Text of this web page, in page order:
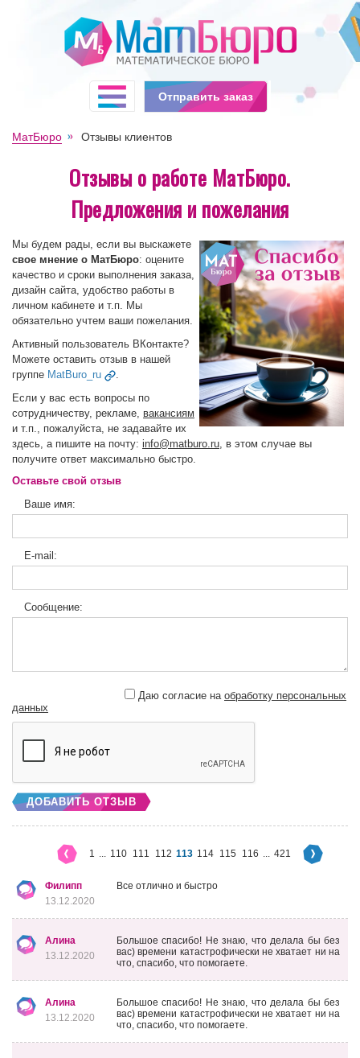
МатБюро Отзывы клиентов
Отзывы о работе МатБюро.
Предложения и пожелания
Мы будем рады, если вы выскажете
свое мнение о МатБюро: оцените
качество и сроки выполнения заказа,
дизайн сайта, удобство работы в
личном кабинете и т.п. Мы
обязательно учтем ваши пожелания.
Активный пользователь ВКонтакте?
Можете оставить отзыв в нашей
группе MatBuro_ru
.
Если у вас есть вопросы по
сотрудничеству, рекламе, вакансиям
и т.п., пожалуйста, не задавайте их
здесь, а пишите на почту: info@matburo.ru, в этом случае вы
получите ответ максимально быстро.
Оставьте свой отзыв
Ваше имя:
E-mail:
Сообщение:
Даю согласие на обработку персональных
данных
ДОБАВИТЬ ОТЗЫВ
1 ... 110 111 112 113 114 115 116 ... 421
Филипп
13.12.2020
Все отлично и быстро
Алина
13.12.2020
Большое спасибо! Не знаю, что делала бы без
вас) времени катастрофически не хватает ни на
что, спасибо, что помогаете.
Алина
13.12.2020
Большое спасибо! Не знаю, что делала бы без
вас) времени катастрофически не хватает ни на
что, спасибо, что помогаете.
Отправить заказ